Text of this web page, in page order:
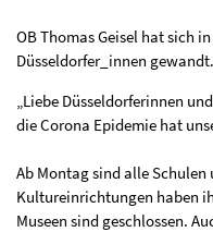
OB Thomas Geisel hat sich
Düsseldorfer_innen
„Liebe Düsseldorferinnen
die Corona Epidemie hat
Ab Montag sind alle
Kultureinrichtungen haben
Museen sind geschlossen.